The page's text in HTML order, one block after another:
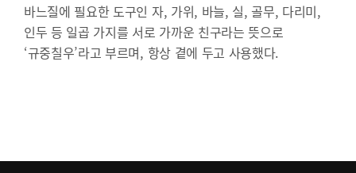
바느질에 필요한 도구인 자, 가위, 바늘, 실, 골무, 다리미,
인두 등 일곱 가지를 서로 가까운 친구라는 뜻으로
‘규중칠우’라고 부르며, 항상 곁에 두고 사용했다.